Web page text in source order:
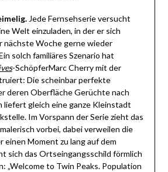
Jede Fernsehserie versucht
Welt einzuladen, in der er sich
nächste Woche gerne wieder
solch familiäres Szenario hat
-SchöpferMarc Cherry mit der
Die scheinbar perfekte
deren Oberfläche Gerüchte nach
liefert gleich eine ganze Kleinstadt
Im Vorspann der Serie zieht das
vorbei, dabei verweilen die
einen Moment zu lang auf dem
sich das Ortseingangsschild förmlich
„Welcome to Twin Peaks. Population